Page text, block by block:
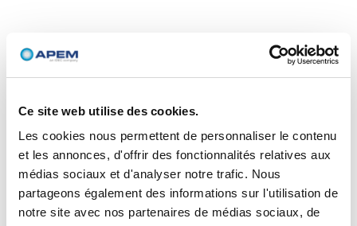
Ce site web utilise des cookies.
Les cookies nous permettent de personnaliser le contenu
et les annonces, d'offrir des fonctionnalités relatives aux
médias sociaux et d'analyser notre trafic. Nous
partageons également des informations sur l'utilisation de
notre site avec nos partenaires de médias sociaux, de